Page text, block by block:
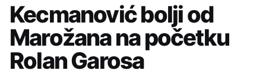
Kecmanović bolji od
Marožana na početku
Rolan Garosa